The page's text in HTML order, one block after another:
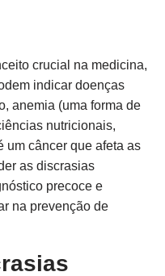
crucial na medicina,
indicar doenças
anemia (uma forma de
nutricionais,
um câncer que afeta as
as discrasias
precoce e
na prevenção de